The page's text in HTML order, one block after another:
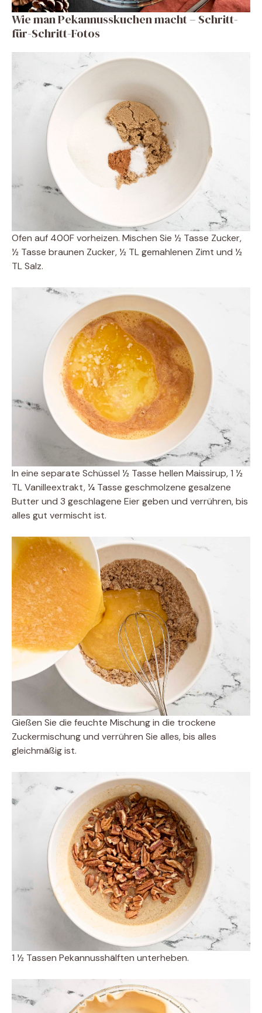
Wie man Pekannusskuchen macht – Schritt-
für-Schritt-Fotos
Ofen auf 400F vorheizen. Mischen Sie ½ Tasse Zucker,
½ Tasse braunen Zucker, ½ TL gemahlenen Zimt und ½
TL Salz.
In eine separate Schüssel ½ Tasse hellen Maissirup, 1 ½
TL Vanilleextrakt, ¼ Tasse geschmolzene gesalzene
Butter und 3 geschlagene Eier geben und verrühren, bis
alles gut vermischt ist.
Gießen Sie die feuchte Mischung in die trockene
Zuckermischung und verrühren Sie alles, bis alles
gleichmäßig ist.
1 ½ Tassen Pekannusshälften unterheben.